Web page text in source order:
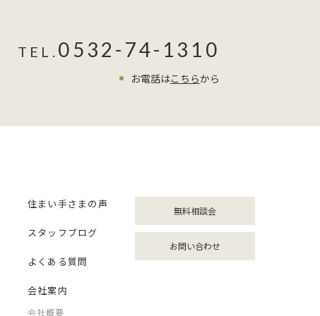
TEL. 0532-74-1310
お電話はこちらから
住まい手さまの声
スタッフブログ
よくある質問
会社案内
会社概要
無料相談会
お問い合わせ